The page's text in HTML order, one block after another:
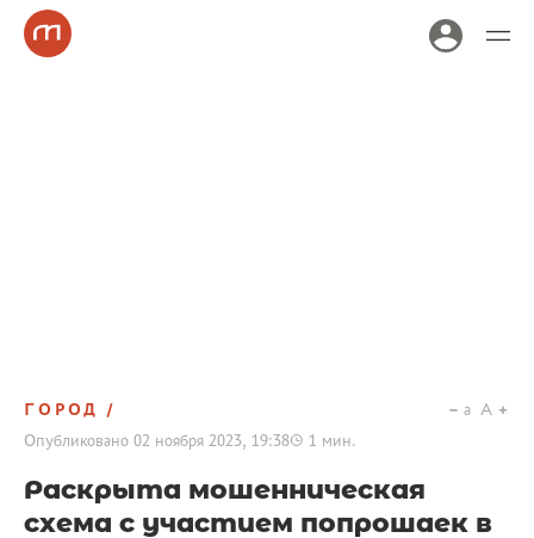
ГОРОД
Опубликовано 02 ноября 2023, 19:38 1 мин.
a A
Раскрыта мошенническая
схема с участием попрошаек в